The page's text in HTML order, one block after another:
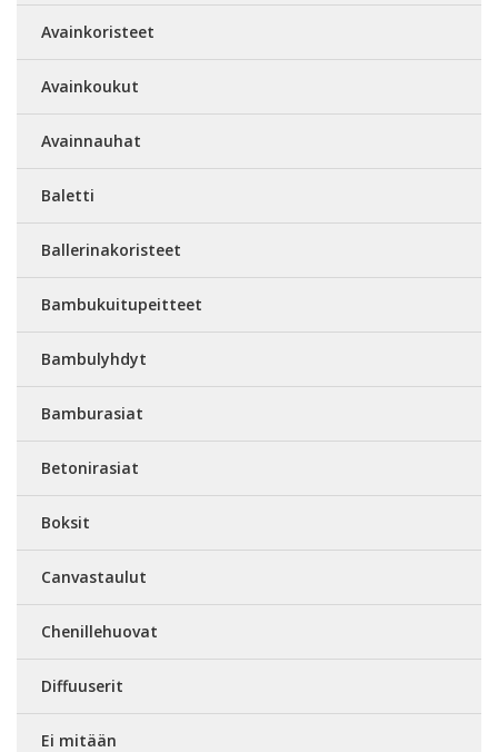
Avainkoristeet
Avainkoukut
Avainnauhat
Baletti
Ballerinakoristeet
Bambukuitupeitteet
Bambulyhdyt
Bamburasiat
Betonirasiat
Boksit
Canvastaulut
Chenillehuovat
Diffuuserit
Ei mitään